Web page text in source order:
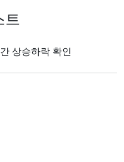
트
상승하락 확인